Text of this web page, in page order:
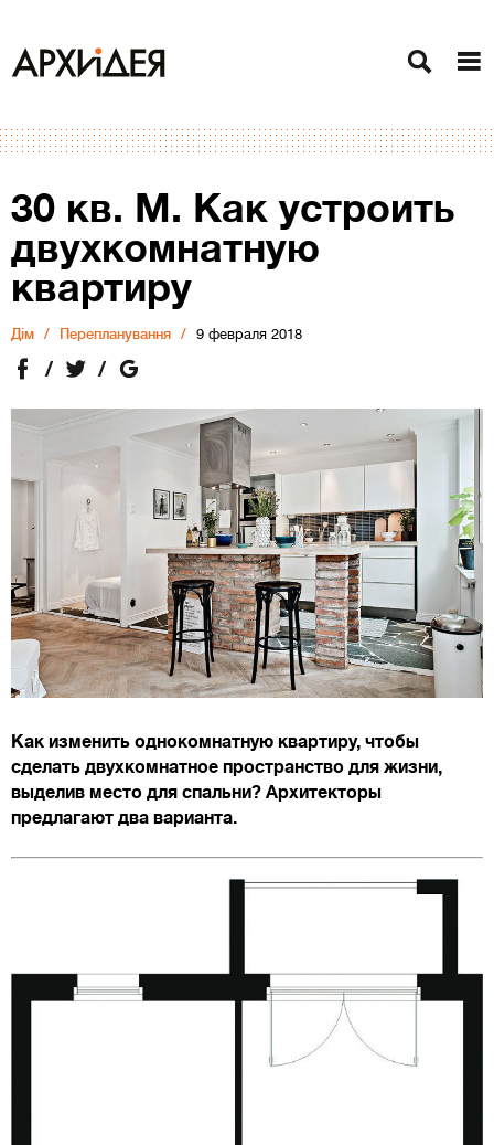
30 кв. М. Как устроить
двухкомнатную
квартиру
Дiм Перепланування 9 февраля 2018
Как изменить однокомнатную квартиру, чтобы
сделать двухкомнатное пространство для жизни,
выделив место для спальни? Архитекторы
предлагают два варианта.